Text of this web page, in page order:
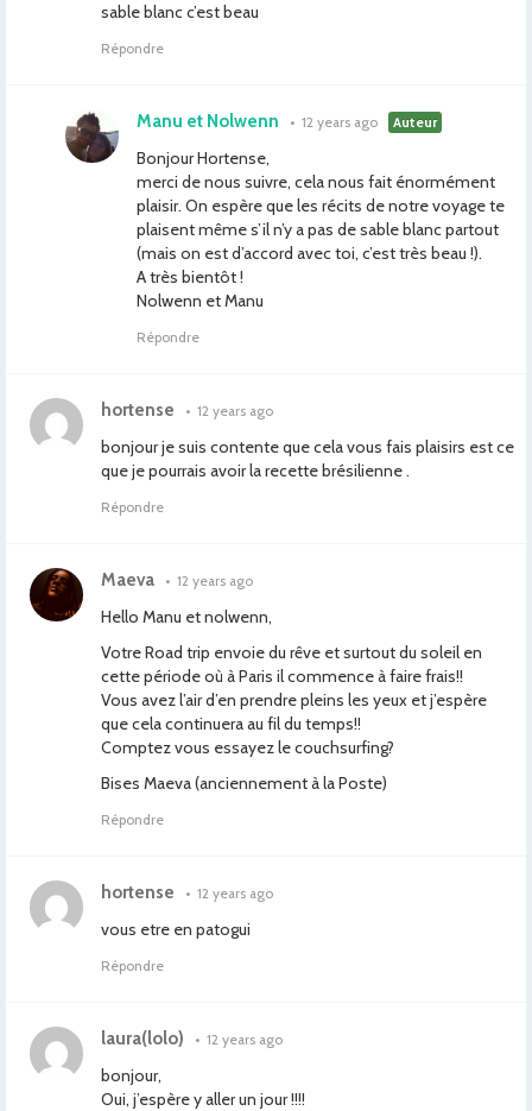
sable blanc c’est beau
Répondre
Manu et Nolwenn • 12 years ago Auteur
Bonjour Hortense,
merci de nous suivre, cela nous fait énormément
plaisir. On espère que les récits de notre voyage te
plaisent même s’il n’y a pas de sable blanc partout
(mais on est d’accord avec toi, c’est très beau !).
A très bientôt !
Nolwenn et Manu
Répondre
hortense • 12 years ago
bonjour je suis contente que cela vous fais plaisirs est ce
que je pourrais avoir la recette brésilienne .
Répondre
Maeva • 12 years ago
Hello Manu et nolwenn,
Votre Road trip envoie du rêve et surtout du soleil en
cette période où à Paris il commence à faire frais!!
Vous avez l’air d’en prendre pleins les yeux et j’espère
que cela continuera au fil du temps!!
Comptez vous essayez le couchsurfing?
Bises Maeva (anciennement à la Poste)
Répondre
hortense • 12 years ago
vous etre en patogui
Répondre
laura(lolo) • 12 years ago
bonjour,
Oui, j’espère y aller un jour !!!!